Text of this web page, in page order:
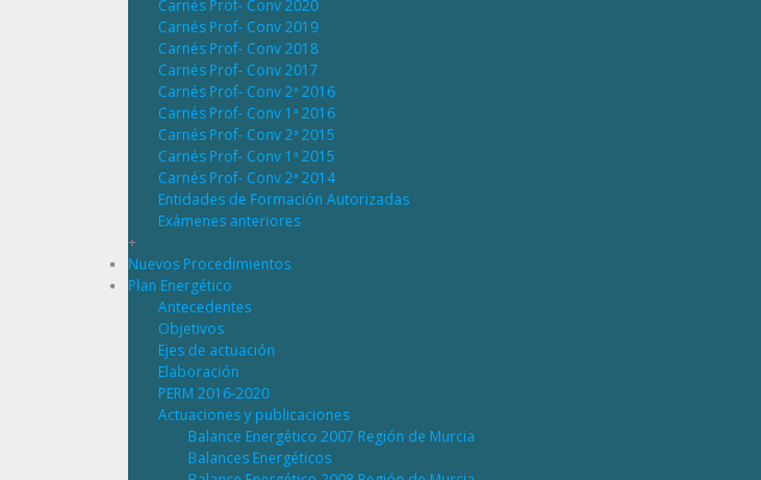
Carnés Prof- Conv 2020
Carnés Prof- Conv 2019
Carnés Prof- Conv 2018
Carnés Prof- Conv 2017
Carnés Prof- Conv 2ª 2016
Carnés Prof- Conv 1ª 2016
Carnés Prof- Conv 2ª 2015
Carnés Prof- Conv 1ª 2015
Carnés Prof- Conv 2ª 2014
Entidades de Formación Autorizadas
Exámenes anteriores
+
Nuevos Procedimientos
Plan Energético
Antecedentes
Objetivos
Ejes de actuación
Elaboración
PERM 2016-2020
Actuaciones y publicaciones
Balance Energético 2007 Región de Murcia
Balances Energéticos